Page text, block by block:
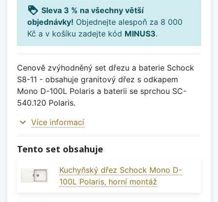
loyalty Sleva 3 % na všechny větší
objednávky! Objednejte alespoň za 8 000
Kč a v košíku zadejte kód MINUS3.
Cenově zvýhodněný set dřezu a baterie Schock
S8-11 - obsahuje granitový dřez s odkapem
Mono D-100L Polaris a baterii se sprchou SC-
540.120 Polaris.
expand_more Více informací
Tento set obsahuje
Kuchyňský dřez Schock Mono D-
100L Polaris, horní montáž